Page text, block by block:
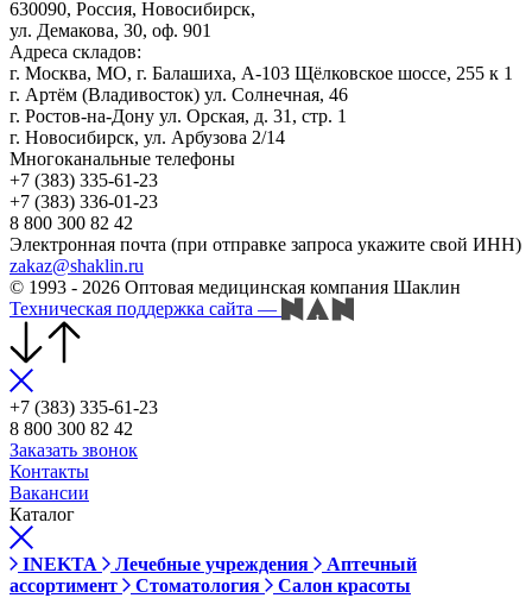
630090, Россия, Новосибирск,
ул. Демакова, 30, оф. 901
Адреса складов:
г. Москва, МО, г. Балашиха, А-103 Щёлковское шоссе, 255 к 1
г. Артём (Владивосток) ул. Солнечная, 46
г. Ростов-на-Дону ул. Орская, д. 31, стр. 1
г. Новосибирск, ул. Арбузова 2/14
Многоканальные телефоны
+7 (383) 335-61-23
+7 (383) 336-01-23
8 800 300 82 42
Электронная почта (при отправке запроса укажите свой ИНН)
zakaz@shaklin.ru
© 1993 - 2026 Оптовая медицинская компания Шаклин
Техническая поддержка сайта —
+7 (383) 335-61-23
8 800 300 82 42
Заказать звонок
Контакты
Вакансии
Каталог
INEKTA Лечебные учреждения
Аптечный
ассортимент
Стоматология Салон красоты